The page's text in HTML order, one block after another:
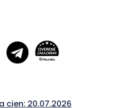
cien: 20.07.2026